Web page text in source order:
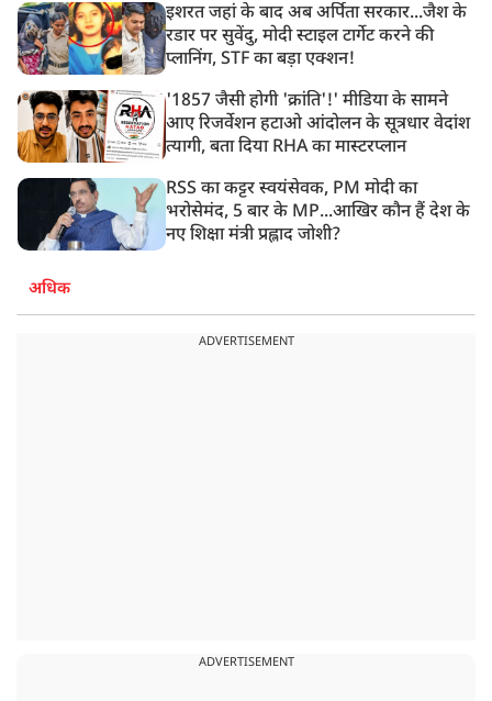
इशरत जहां के बाद अब अर्पिता सरकार...जैश के
रडार पर सुवेंदु, मोदी स्टाइल टार्गेट करने की
प्लानिंग, STF का बड़ा एक्शन!
'1857 जैसी होगी 'क्रांति'!' मीडिया के सामने
आए रिजर्वेशन हटाओ आंदोलन के सूत्रधार वेदांश
त्यागी, बता दिया RHA का मास्टरप्लान
RSS का कट्टर स्वयंसेवक, PM मोदी का
भरोसेमंद, 5 बार के MP...आखिर कौन हैं देश के
नए शिक्षा मंत्री प्रह्लाद जोशी?
अधिक
ADVERTISEMENT
ADVERTISEMENT